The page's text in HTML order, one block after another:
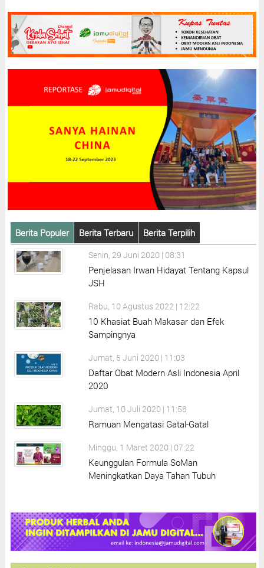
Berita Populer Berita Terbaru Berita Terpilih
Senin, 29 Juni 2020 | 08:31
Penjelasan Irwan Hidayat Tentang Kapsul
JSH
Rabu, 10 Agustus 2022 | 12:22
10 Khasiat Buah Makasar dan Efek
Sampingnya
Jumat, 5 Juni 2020 | 11:03
Daftar Obat Modern Asli Indonesia April
2020
Jumat, 10 Juli 2020 | 11:58
Ramuan Mengatasi Gatal-Gatal
Minggu, 1 Maret 2020 | 07:22
Keunggulan Formula SoMan
Meningkatkan Daya Tahan Tubuh